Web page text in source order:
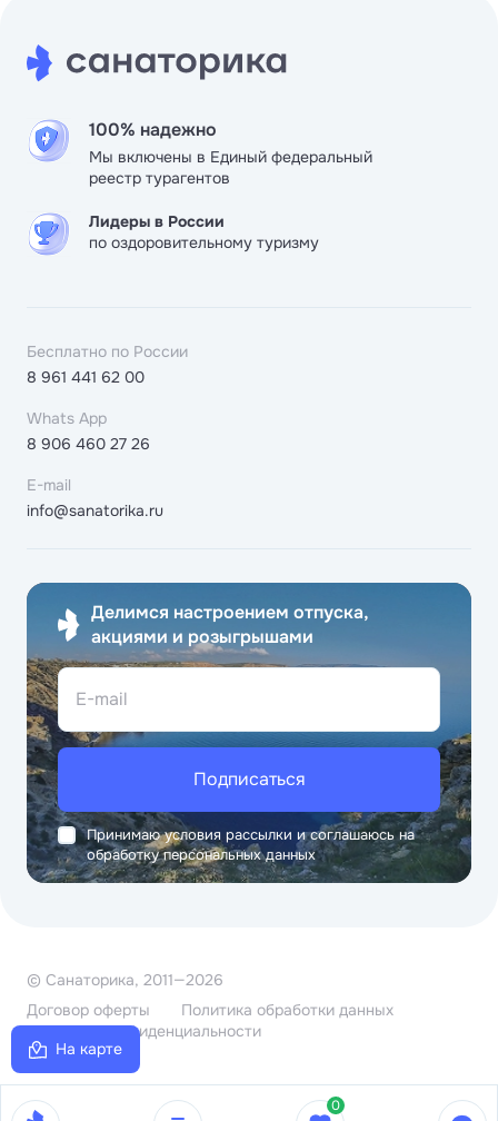
На карте
100% надежно
Мы включены в Единый федеральный
реестр турагентов
Лидеры в России
по оздоровительному туризму
Бесплатно по России
8 961 441 62 00
Whats App
8 906 460 27 26
E-mail
info@sanatorika.ru
Делимся настроением отпуска,
акциями и розыгрышами
E-mail
Подписаться
Принимаю условия рассылки и соглашаюсь на
обработку персональных данных
© Санаторика, 2011—2026
Договор оферты
Политика обработки данных
Политика конфиденциальности
0